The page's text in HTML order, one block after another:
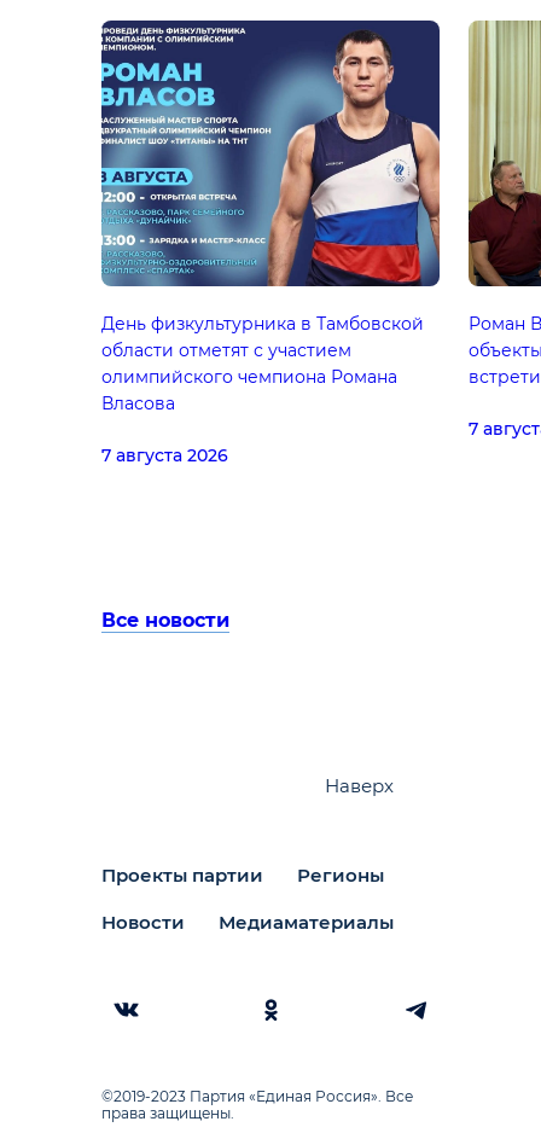
День физкультурника в Тамбовской
области отметят с участием
олимпийского чемпиона Романа
Власова
7 августа 2026
Роман
7
Все новости
Проекты партии Регионы
Новости Медиаматериалы
Наверх
©2019-2023 Партия «Единая Россия». Все
права защищены.